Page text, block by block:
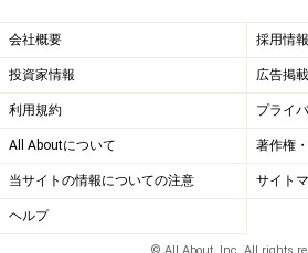
会社概要 採用情報
投資家情報 広告掲載
利用規約 プライ
All Aboutについて 著作権
当サイトの情報についての注意 サイト
ヘルプ